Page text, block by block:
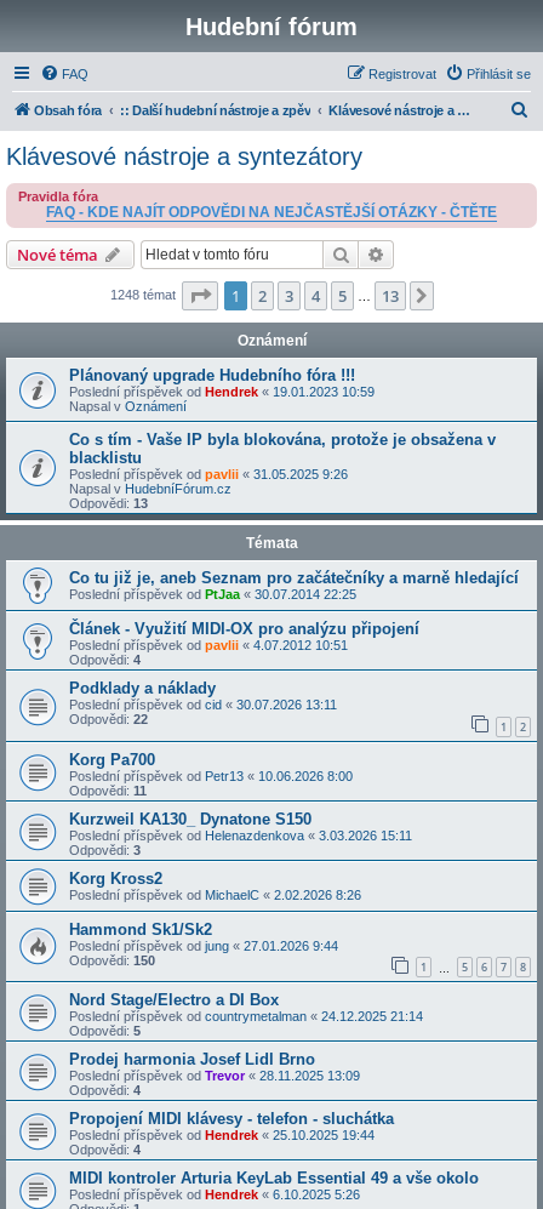
Hudební fórum
FAQ Přihlásit se
Registrovat
Obsah fóra :: Další hudební nástroje a zpěv Klávesové nástroje a syntezátory
a
Klávesové nástroje a syntezátory
Pravidla fóra
FAQ - KDE NAJÍT ODPOVĚDI NA NEJČASTĚJŠÍ OTÁZKY - ČTĚTE
Nové téma Hledat
1248 témat Stránka z 13
1 2 3 4 5 13
Oznámení
Plánovaný upgrade Hudebního fóra !!!
Poslední příspěvek od Hendrek « 19.01.2023 10:59
Napsal v Oznámení
Co s tím - Vaše IP byla blokována, protože je obsažena v
blacklistu
Poslední příspěvek od pavlii « 31.05.2025 9:26
Napsal v HudebníFórum.cz
Odpovědi: 13
Témata
Co tu již je, aneb Seznam pro začátečníky a marně hledající
Poslední příspěvek od PtJaa « 30.07.2014 22:25
Článek - Využití MIDI-OX pro analýzu připojení
Poslední příspěvek od pavlii « 4.07.2012 10:51
Odpovědi: 4
Podklady a náklady
Poslední příspěvek od cid « 30.07.2026 13:11
Odpovědi: 22 1 2
Korg Pa700
Poslední příspěvek od Petr13 « 10.06.2026 8:00
Odpovědi: 11
Kurzweil KA130_ Dynatone S150
Poslední příspěvek od Helenazdenkova « 3.03.2026 15:11
Odpovědi: 3
Korg Kross2
Poslední příspěvek od MichaelC « 2.02.2026 8:26
Hammond Sk1/Sk2
Poslední příspěvek od jung « 27.01.2026 9:44
Odpovědi: 150 1 5 6 7 8
Nord Stage/Electro a DI Box
Poslední příspěvek od countrymetalman « 24.12.2025 21:14
Odpovědi: 5
Prodej harmonia Josef Lidl Brno
Poslední příspěvek od Trevor« 28.11.2025 13:09
Odpovědi: 4
Propojení MIDI klávesy - telefon - sluchátka
Poslední příspěvek od Hendrek « 25.10.2025 19:44
Odpovědi: 4
MIDI kontroler Arturia KeyLab Essential 49 a vše okolo
Poslední příspěvek od Hendrek « 6.10.2025 5:26